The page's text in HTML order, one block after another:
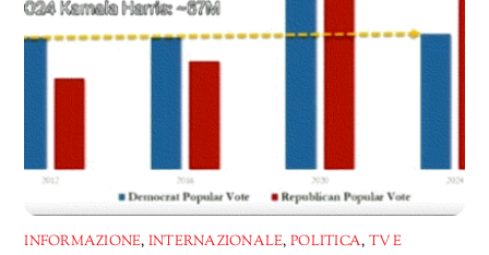
INFORMAZIONE, INTERNAZIONALE, POLITICA, TV E